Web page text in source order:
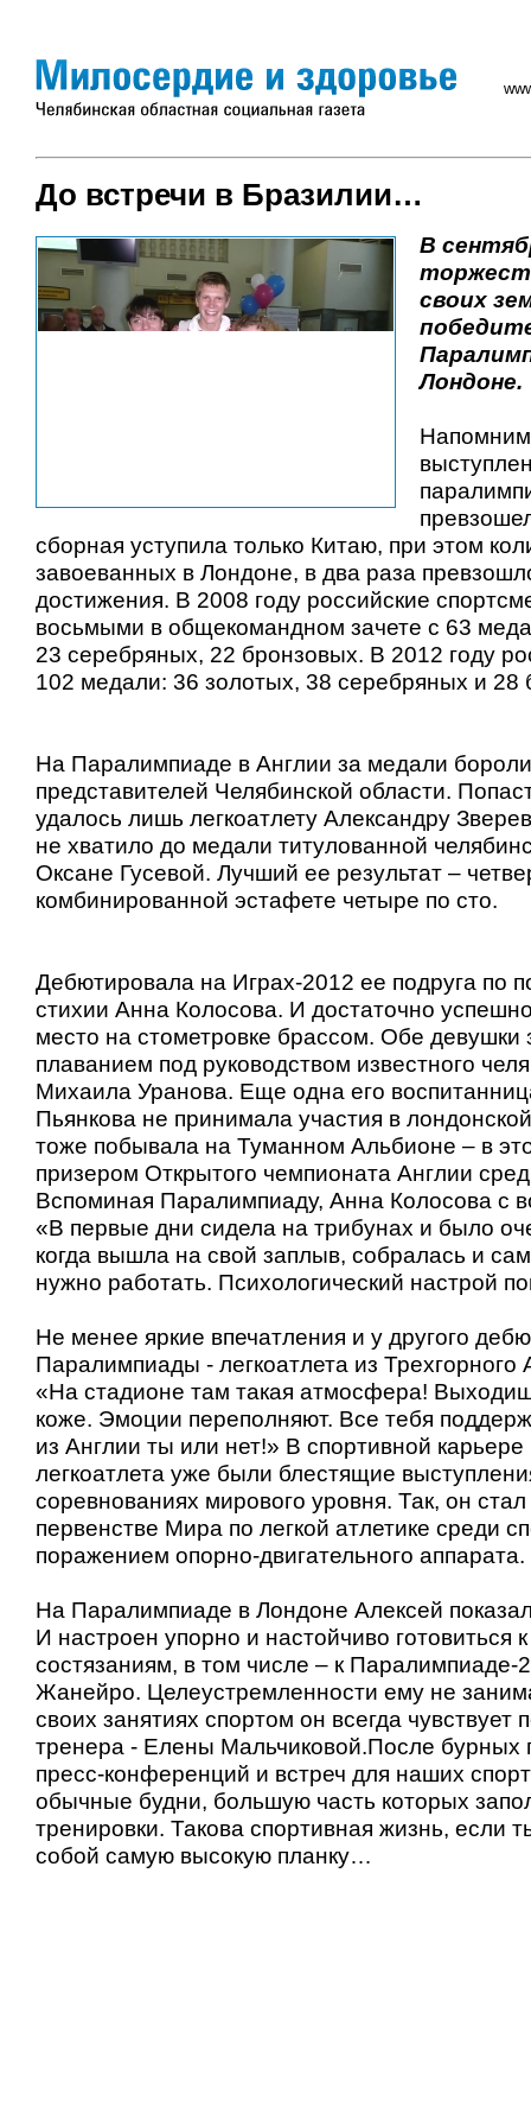
До встречи в Бразилии…
В
своих
Лондоне.
сборная уступила только Китаю, при этом
завоеванных в Лондоне, в два раза
достижения. В 2008 году российские
восьмыми в общекомандном зачете с 63
23 серебряных, 22 бронзовых. В 2012 году
102 медали: 36 золотых, 38 серебряных и 28
На Паралимпиаде в Англии за медали
представителей Челябинской области.
удалось лишь легкоатлету Александру
не хватило до медали титулованной
Оксане Гусевой. Лучший ее результат –
комбинированной эстафете четыре по сто.
Дебютировала на Играх-2012 ее подруга по
стихии Анна Колосова. И достаточно
место на стометровке брассом. Обе девушки
плаванием под руководством известного
Михаила Уранова. Еще одна его
Пьянкова не принимала участия в
тоже побывала на Туманном Альбионе – в
призером Открытого чемпионата Англии
Вспоминая Паралимпиаду, Анна Колосова с
«В первые дни сидела на трибунах и было
когда вышла на свой заплыв, собралась и
нужно работать. Психологический настрой
Не менее яркие впечатления и у другого
Паралимпиады - легкоатлета из Трехгорного
«На стадионе там такая атмосфера!
коже. Эмоции переполняют. Все тебя
из Англии ты или нет!» В спортивной
легкоатлета уже были блестящие
соревнованиях мирового уровня. Так, он
первенстве Мира по легкой атлетике среди
поражением опорно-двигательного аппарата.
На Паралимпиаде в Лондоне Алексей
И настроен упорно и настойчиво готовиться
состязаниям, в том числе – к Паралимпиаде-
Жанейро. Целеустремленности ему не
своих занятиях спортом он всегда
тренера - Елены Мальчиковой.После бурных
пресс-конференций и встреч для наших
обычные будни, большую часть которых
тренировки. Такова спортивная жизнь, если
собой самую высокую планку…